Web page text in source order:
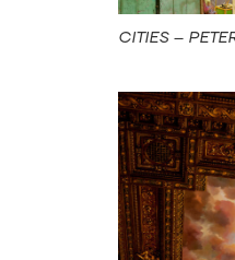
CITIES –